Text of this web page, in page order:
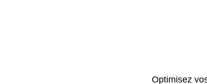
Optimisez